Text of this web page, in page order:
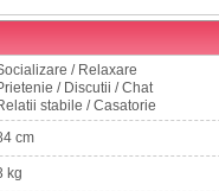
/ Relaxare
/ Discutii / Chat
stabile / Casatorie
cm
kg